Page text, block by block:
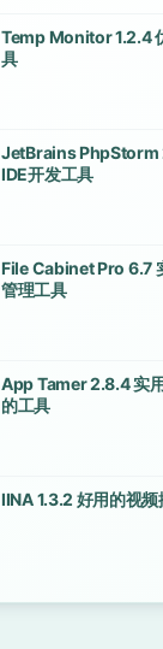
Temp Monitor 1.2.4
具
JetBrains PhpStorm
IDE开发工具
File Cabinet Pro 6.7
管理工具
App Tamer 2.8.4 实
的工具
IINA 1.3.2 好用的视